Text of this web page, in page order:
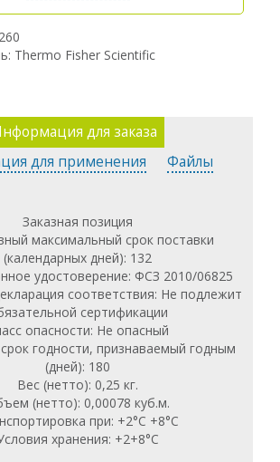
Thermo Fisher Scientific
для заказа
для применения
Файлы
Заказная позиция
максимальный срок поставки
(календарных дней): 132
удостоверение: ФСЗ 2010/06825
соответствия: Не подлежит
сертификации
опасности: Не опасный
годности, признаваемый годным
(дней): 180
Вес (нетто): 0,25 кг.
(нетто): 0,00078 куб.м.
при: +2°С +8°С
хранения: +2+8°C